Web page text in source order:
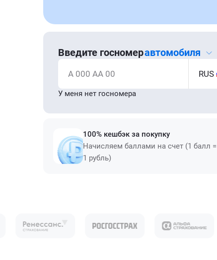
Введите госномеравтомобиля
А 000 АА 00 RUS
У меня нет госномера
100% кешбэк за покупку
Начисляем баллами на счет (1 балл =
1 рубль)